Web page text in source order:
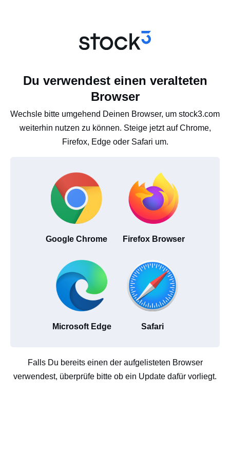
Du verwendest einen veralteten
Browser
Wechsle bitte umgehend Deinen Browser, um stock3.com
weiterhin nutzen zu können. Steige jetzt auf Chrome,
Firefox, Edge oder Safari um.
Google Chrome Firefox Browser
Microsoft Edge Safari
Falls Du bereits einen der aufgelisteten Browser
verwendest, überprüfe bitte ob ein Update dafür vorliegt.